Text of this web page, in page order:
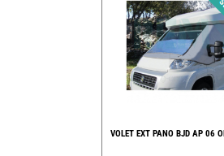
VOLET EXT PANO BJD AP 06